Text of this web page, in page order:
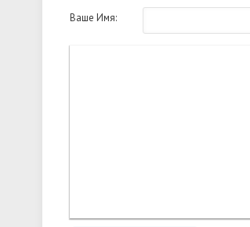
Ваше Имя: